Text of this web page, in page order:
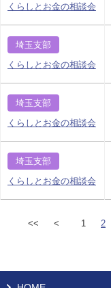
くらしとお金の相談会
埼玉支部
くらしとお金の相談会
埼玉支部
くらしとお金の相談会
埼玉支部
くらしとお金の相談会
<< < 1 2